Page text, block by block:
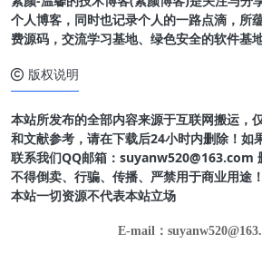
个人博客，同时也记录个人的一路点滴，所
费源码，交流学习基地、绿色安全的软件基
版权说明
本站所发布的全部内容来源于互联网搬运，
和文献参考，请在下载后24小时内删除！如
联系我们QQ邮箱：suyanw520@163.com
不得倒卖、行骗、传播、严禁用于商业用途
本站一切资源不代表本站立场
E-mail：